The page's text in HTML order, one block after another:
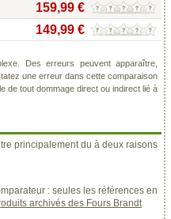
159,99 €
149,99 €
Des erreurs peuvent apparaître,
une erreur dans cette comparaison
de tout dommage direct ou indirect lié à
principalement du à deux raisons
: seules les références en
archivés des Fours Brandt